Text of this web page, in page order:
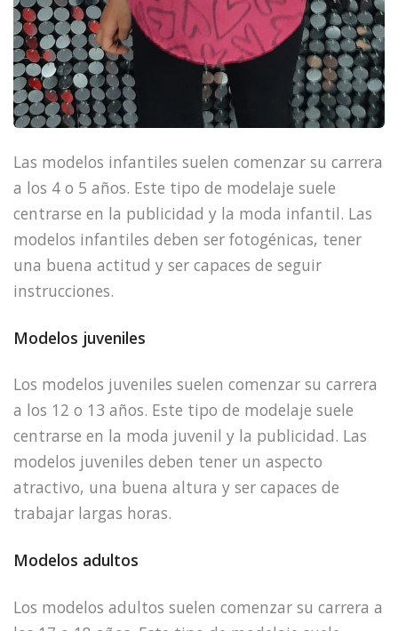
Las modelos infantiles suelen comenzar su carrera
a los 4 o 5 años. Este tipo de modelaje suele
centrarse en la publicidad y la moda infantil. Las
modelos infantiles deben ser fotogénicas, tener
una buena actitud y ser capaces de seguir
instrucciones.
Modelos juveniles
Los modelos juveniles suelen comenzar su carrera
a los 12 o 13 años. Este tipo de modelaje suele
centrarse en la moda juvenil y la publicidad. Las
modelos juveniles deben tener un aspecto
atractivo, una buena altura y ser capaces de
trabajar largas horas.
Modelos adultos
Los modelos adultos suelen comenzar su carrera a